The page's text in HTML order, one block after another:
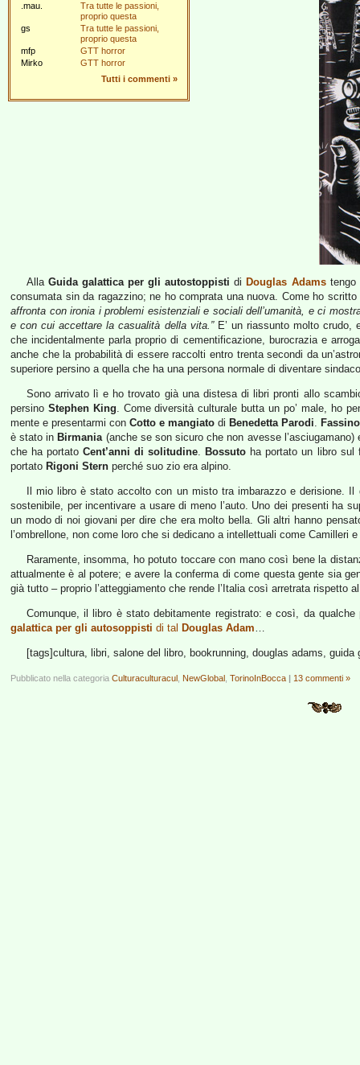
.mau.
Tra tutte le passioni,
proprio questa
gs
Tra tutte le passioni,
proprio questa
mfp
GTT horror
Mirko
GTT horror
Tutti i commenti »
Alla Guida galattica per gli autostoppisti di Douglas Adamstengo
consumata sin da ragazzino; ne ho comprata una nuova. Come ho
affronta con ironia i problemi esistenziali e sociali dell’umanità, e ci
e con cui accettare la casualità della vita.”E’ un riassunto molto crudo,
che incidentalmente parla proprio di cementificazione, burocrazia e
anche che la probabilità di essere raccolti entro trenta secondi da
superiore persino a quella che ha una persona normale di diventare
Sono arrivato lì e ho trovato già una distesa di libri pronti allo
persino Stephen King. Come diversità culturale butta un po’ male, ho
mente e presentarmi con Cotto e mangiato di Benedetta Parodi. Fassino
è stato in Birmania(anche se son sicuro che non avesse l’asciugamano)
che ha portatoCent’anni di solitudine. Bossuto ha portato un libro
portato Rigoni Stern perché suo zio era alpino.
Il mio libro è stato accolto con un misto tra imbarazzo e derisione.
sostenibile, per incentivare a usare di meno l’auto. Uno dei presenti ha
un modo di noi giovani per dire che era molto bella. Gli altri hanno
l’ombrellone, non come loro che si dedicano a intellettuali come Camilleri
Raramente, insomma, ho potuto toccare con mano così bene la
attualmente è al potere; e avere la conferma di come questa gente sia
già tutto – proprio l’atteggiamento che rende l’Italia così arretrata rispetto
Comunque, il libro è stato debitamente registrato: e così, da
galattica per gli autosoppisti di tal Douglas Adam…
[tags]cultura, libri, salone del libro, bookrunning, douglas adams, guida
Pubblicato nella categoria Culturaculturacul NewGlobal TorinoInBocca | 13 commenti »